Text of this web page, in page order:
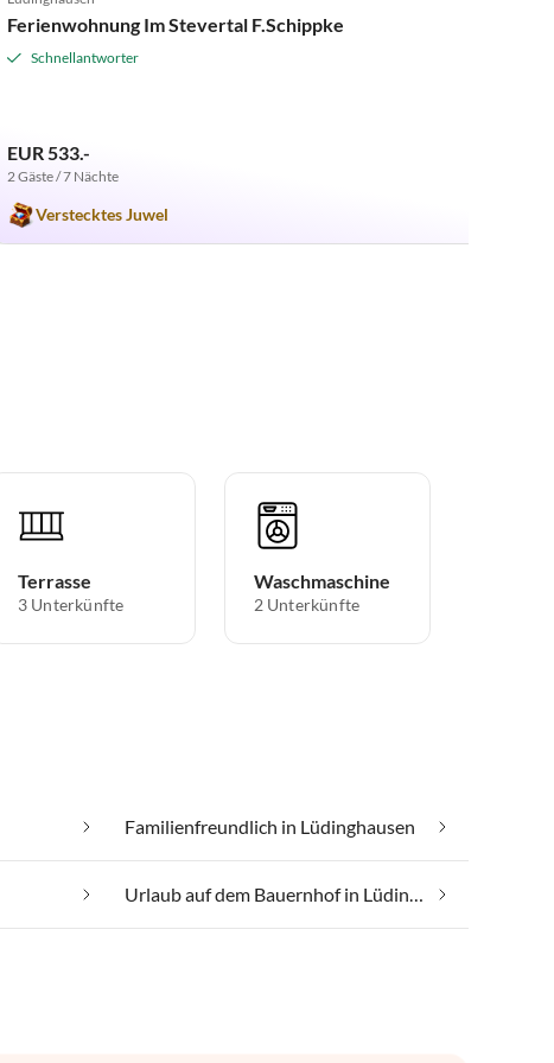
Ferienwohnung Im Stevertal F.Schippke
Schnellantworter
EUR 533.-
2 Gäste / 7 Nächte
Verstecktes Juwel
Terrasse
3 Unterkünfte
Waschmaschine
2 Unterkünfte
Familienfreundlich in Lüdinghausen
Urlaub auf dem Bauernhof in Lüdinghausen